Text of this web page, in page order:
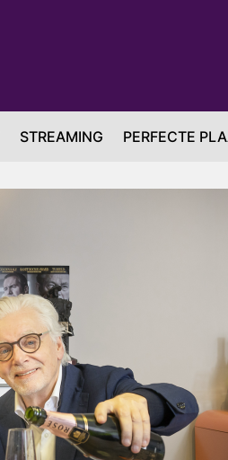
STREAMING PERFECTE